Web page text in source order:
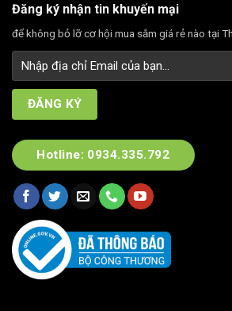
Đăng ký nhận tin khuyến mại
để không bỏ lỡ cơ hội mua sắm giá rẻ nào tại
Hotline: 0934.335.792